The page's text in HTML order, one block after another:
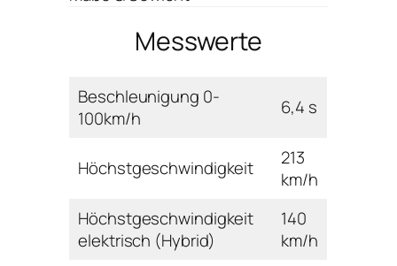
Messwerte
Beschleunigung 0-
100km/h
6,4 s
Höchstgeschwindigkeit
213
km/h
Höchstgeschwindigkeit
elektrisch (Hybrid)
140
km/h